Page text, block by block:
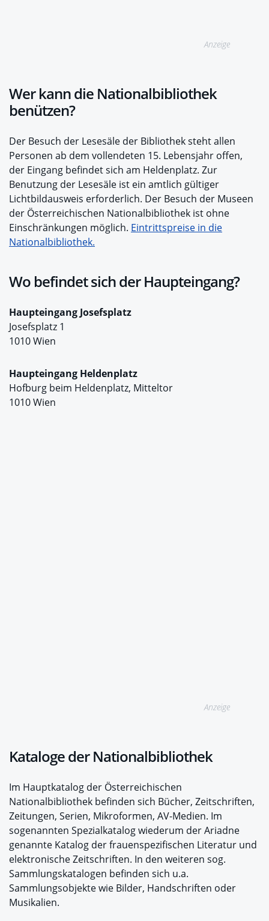
Anzeige
Wer kann die Nationalbibliothek
benützen?
Der Besuch der Lesesäle der Bibliothek steht allen
Personen ab dem vollendeten 15. Lebensjahr offen,
der Eingang befindet sich am Heldenplatz. Zur
Benutzung der Lesesäle ist ein amtlich gültiger
Lichtbildausweis erforderlich. Der Besuch der Museen
der Österreichischen Nationalbibliothek ist ohne
Einschränkungen möglich. Eintrittspreise in die
Nationalbibliothek.
Wo befindet sich der Haupteingang?
Haupteingang Josefsplatz
Josefsplatz 1
1010 Wien
Haupteingang Heldenplatz
Hofburg beim Heldenplatz, Mitteltor
1010 Wien
Anzeige
Kataloge der Nationalbibliothek
Im Hauptkatalog der Österreichischen
Nationalbibliothek befinden sich Bücher, Zeitschriften,
Zeitungen, Serien, Mikroformen, AV-Medien. Im
sogenannten Spezialkatalog wiederum der Ariadne
genannte Katalog der frauenspezifischen Literatur und
elektronische Zeitschriften. In den weiteren sog.
Sammlungskatalogen befinden sich u.a.
Sammlungsobjekte wie Bilder, Handschriften oder
Musikalien.